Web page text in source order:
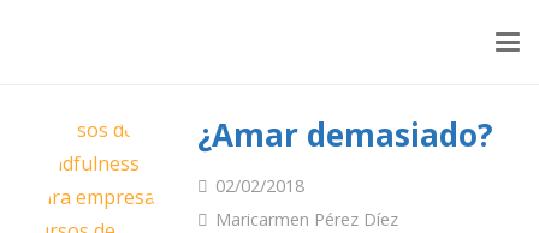
¿Amar demasiado?
02/02/2018
Maricarmen Pérez Díez